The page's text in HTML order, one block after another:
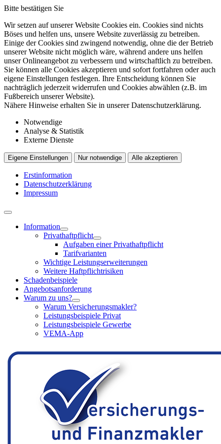
Bitte bestätigen Sie
Wir setzen auf unserer Website Cookies ein. Cookies sind nichts
Böses und helfen uns, unsere Website zuverlässig zu betreiben.
Einige der Cookies sind zwingend notwendig, ohne die der Betrieb
unserer Website nicht möglich wäre, während andere uns helfen
unser Onlineangebot zu verbessern und wirtschaftlich zu betreiben.
Sie können alle Cookies akzeptieren und sofort fortfahren oder auch
eigene Einstellungen festlegen. Ihre Entscheidung können Sie
nachträglich jederzeit widerrufen und Cookies abwählen (z.B. im
Fußbereich unserer Website).
Nähere Hinweise erhalten Sie in unserer Datenschutzerklärung.
Notwendige
Analyse & Statistik
Externe Dienste
Eigene Einstellungen Nur notwendige Alle akzeptieren
Erstinformation
Datenschutzerklärung
Impressum
Information
Privathaftpflicht
Aufgaben einer Privathaftpflicht
Tarifvarianten
Wichtige Leistungserweiterungen
Weitere Haftpflichtrisiken
Schadenbeispiele
Angebotsanforderung
Warum zu uns?
Warum Versicherungsmakler?
Leistungsbeispiele Privat
Leistungsbeispiele Gewerbe
VEMA-App